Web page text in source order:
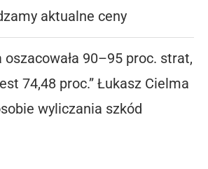
aktualne ceny
oszacowała 90–95 proc. strat,
74,48 proc.” Łukasz Cielma
wyliczania szkód